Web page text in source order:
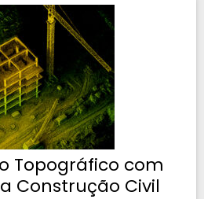
Topográfico com
Construção Civil